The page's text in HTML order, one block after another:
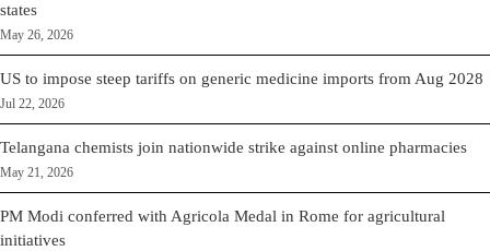
states
May 26, 2026
US to impose steep tariffs on generic medicine imports from Aug 2028
Jul 22, 2026
Telangana chemists join nationwide strike against online pharmacies
May 21, 2026
PM Modi conferred with Agricola Medal in Rome for agricultural
initiatives